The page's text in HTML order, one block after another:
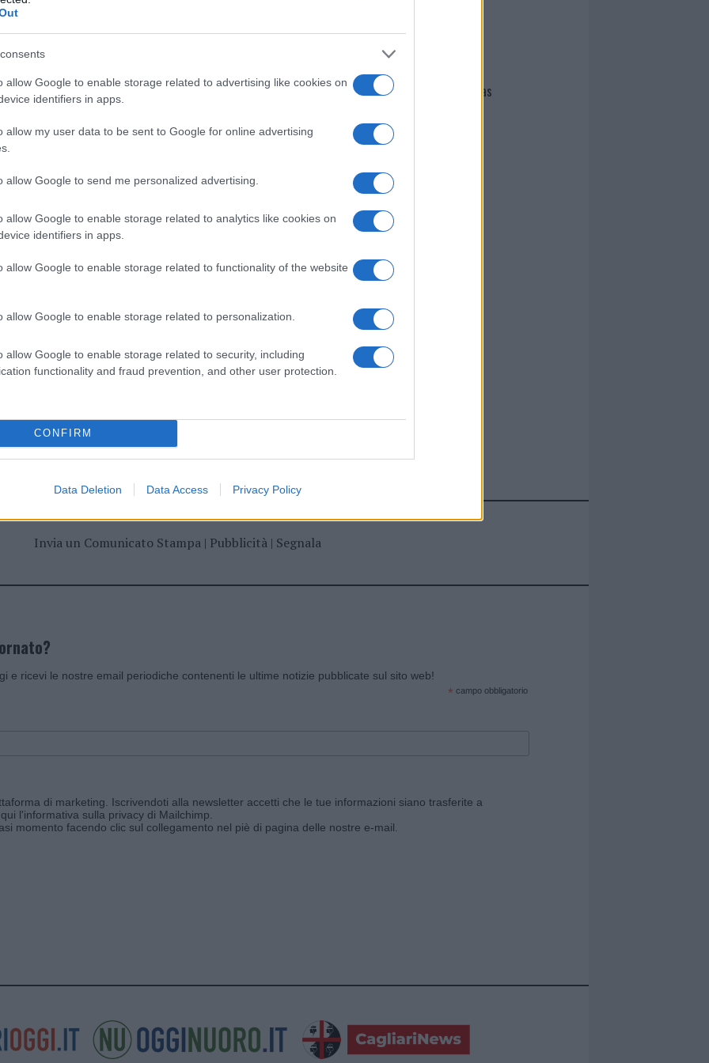
allow Google to enable storage related to advertising like cookies on
identifiers in apps.
allow my user data to be sent to Google for online advertising
allow Google to send me personalized advertising.
allow Google to enable storage related to analytics like cookies on
identifiers in apps.
allow Google to enable storage related to functionality of the website
allow Google to enable storage related to personalization.
allow Google to enable storage related to security, including
functionality and fraud prevention, and other user protection.
CONFIRM
Data Deletion Data Access Privacy Policy
i tuoi video e le tue foto
+39 345 356 7512
di GalluraOggi.it
news da
Prossimo articolo
Giovannimaria Cabras
Invia un Comunicato Stampa| Pubblicità| Segnala
e ricevi le nostre email periodiche contenenti le ultime notizie pubblicate sul sito web!
* campo obbligatorio
di marketing. Iscrivendoti alla newsletter accetti che le tue informazioni siano trasferite a
l'informativa sulla privacy di Mailchimp
momento facendo clic sul collegamento nel piè di pagina delle nostre e-mail.